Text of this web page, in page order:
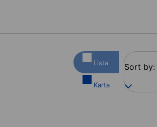
Lista
Karta
Sort by: